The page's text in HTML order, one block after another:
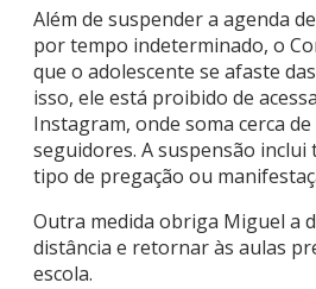
Além de suspender a agenda
por tempo indeterminado, o
que o adolescente se afaste
isso, ele está proibido de
Instagram, onde soma cerca
seguidores. A suspensão
tipo de pregação ou
Outra medida obriga Miguel a
distância e retornar às aulas
escola.